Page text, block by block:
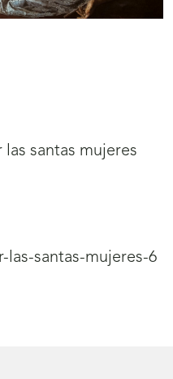
santas mujeres
las-santas-mujeres-6